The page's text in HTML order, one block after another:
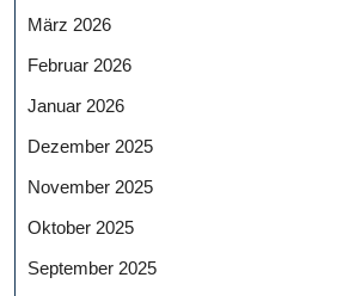
März 2026
Februar 2026
Januar 2026
Dezember 2025
November 2025
Oktober 2025
September 2025